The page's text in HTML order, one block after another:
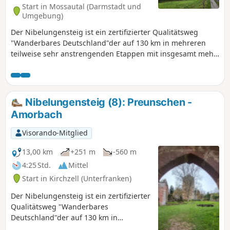
übernachtet. Beachte bei der
Tourenplanung die Unterkunfts-,
Einkehr- und
Verpflegungsmöglichkeiten, die nicht
immer vorhanden sind.
Start in Mossautal (Darmstadt und
Umgebung)
Der Nibelungensteig ist ein zertifizierter Qualitätsweg
"Wanderbares Deutschland"der auf 130 km in mehreren
teilweise sehr anstrengenden Etappen mit insgesamt mehr
Odenwald und damit durch drei Bundesländer (Hessen,
Bayern, Baden-Württemberg) führt. Unsere Aufteilung
unterscheidet sich von den offiziellen Etappen. Wir haben
teilweise kürzere Touren gewählt, einige kurze zusätzliche
Meter gemacht und teilweise an anderen Orten
übernachtet. Beachte bei der Tourenplanung die
Unterkunfts-, Einkehr- und Verpflegungsmöglichkeiten, die
nicht immer vorhanden sind.
Nibelungensteig (8): Preunschen -
Amorbach
Visorando-Mitglied
13,00 km
+251 m
-560 m
4:25 Std.
Mittel
Start in Kirchzell (Unterfranken)
Der Nibelungensteig ist ein zertifizierter
Qualitätsweg "Wanderbares
Deutschland"der auf 130 km in